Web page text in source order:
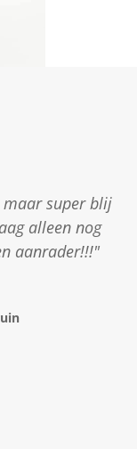
maar super blij
alleen nog
aanrader!!!"